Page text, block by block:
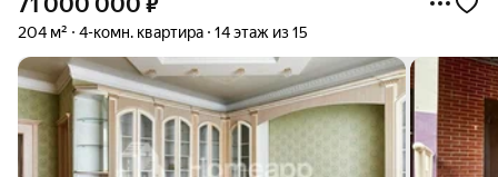
204 м² 4-комн. квартира 14 этаж из 15